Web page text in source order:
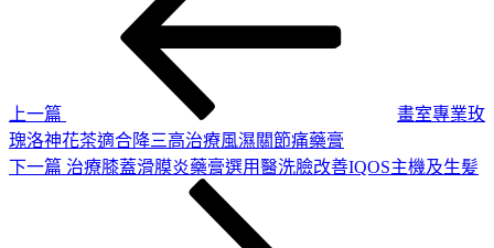
上一篇
畫室專業玫
瑰洛神花茶適合降三高治療風濕關節痛藥膏
下
下一篇 治療膝蓋滑膜炎藥膏選用醫洗臉改善IQOS主機及生髪